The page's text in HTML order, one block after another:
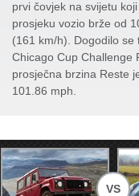
prvi čovjek na svijetu
prosjeku vozio brže od
(161 km/h). Dogodilo se
Chicago Cup Challenge
prosječna brzina Reste
101.86 mph.
VS